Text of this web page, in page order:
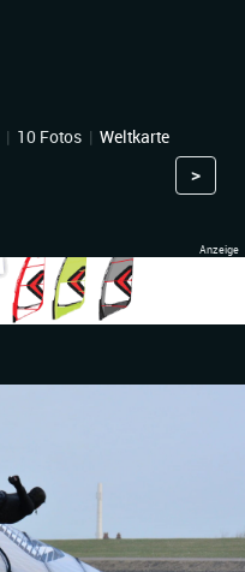
| 10 Fotos | Weltkarte
>